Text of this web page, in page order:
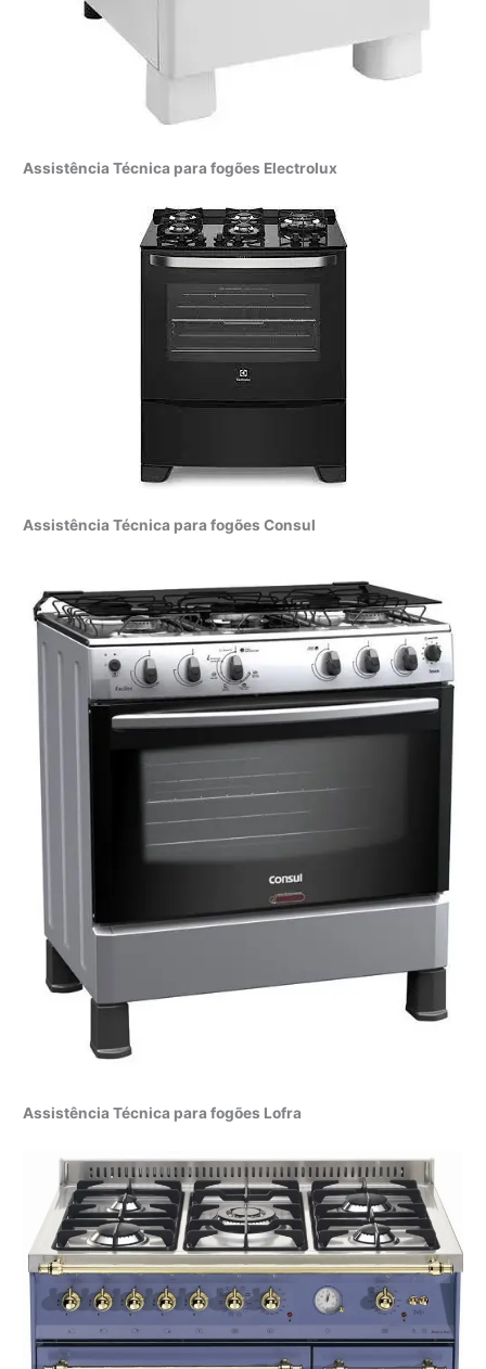
Assistência Técnica para fogões Electrolux
Assistência Técnica para fogões Consul
Assistência Técnica para fogões Lofra